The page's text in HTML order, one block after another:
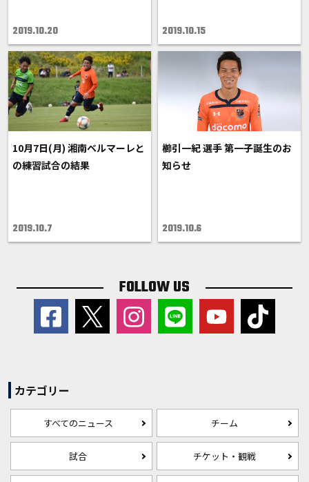
2019.10.20 2019.10.15
10月7日(月) 湘南ベルマーレと
の練習試合の結果
2019.10.7
櫛引一紀 選手 第一子誕生のお
知らせ
2019.10.6
FOLLOW US
カテゴリー
すべてのニュース チーム
試合 チケット・観戦